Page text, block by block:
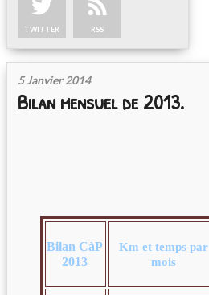
TWITTER RSS
5 Janvier 2014
Bilan mensuel de 2013.
Bilan CàP
2013
Km et temps par
mois